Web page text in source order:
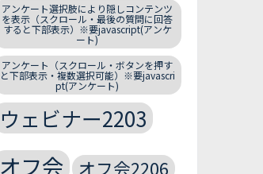
アンケート選択肢により隠しコンテンツ
を表示（スクロール・最後の質問に回答
すると下部表示）※要javascript(アンケ
ート)
アンケート（スクロール・ボタンを押す
と下部表示・複数選択可能）※要javascri
pt(アンケート)
ウェビナー2203
オフ会 オフ会2206